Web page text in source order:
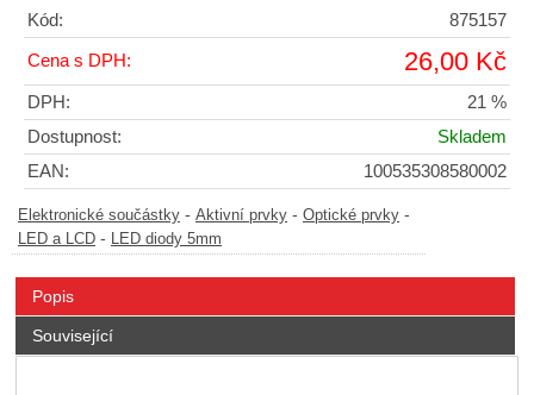
Kód: 875157
Cena s DPH: 26,00 Kč
DPH:
21 %
Dostupnost:
Skladem
EAN:
100535308580002
Elektronické součástky - Aktivní prvky - Optické prvky -
LED a LCD - LED diody 5mm
Popis
Související